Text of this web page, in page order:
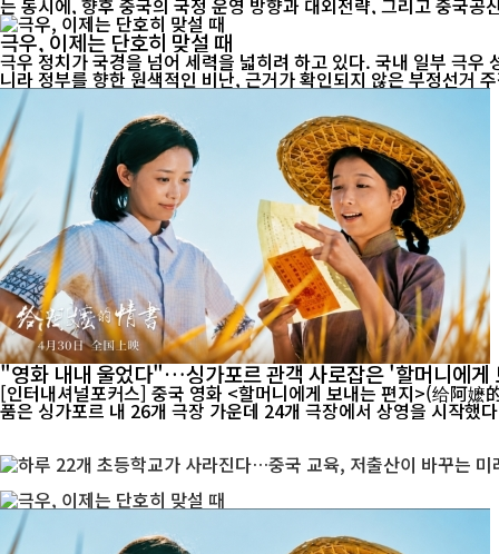
는 동시에, 향후 중국의 국정 운영 방향과 대외전략, 그리고 중국공
극우, 이제는 단호히 맞설 때
극우 정치가 국경을 넘어 세력을 넓히려 하고 있다. 국내 일부 극
니라 정부를 향한 원색적인 비난, 근거가 확인되지 않은 부정선거
"영화 내내 울었다"…싱가포르 관객 사로잡은 '할머니에게
[인터내셔널포커스] 중국 영화 <할머니에게 보내는 편지>(给阿嬷的情书)가 싱
품은 싱가포르 내 26개 극장 가운데 24개 극장에서 상영을 시작했